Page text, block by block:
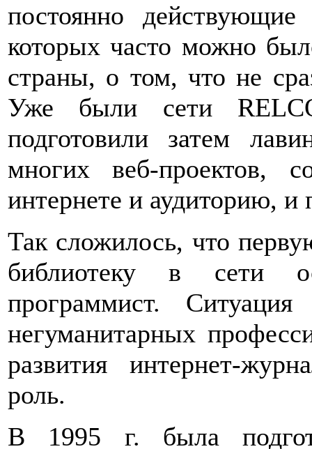
постоянно
которых часто можно
страны, о том, что не
Уже были сети
подготовили затем
многих веб-проектов,
интернете и аудиторию, и
Так сложилось, что
библиотеку в сети
программист.
негуманитарных
развития интернет-
роль.
В 1995 г. была